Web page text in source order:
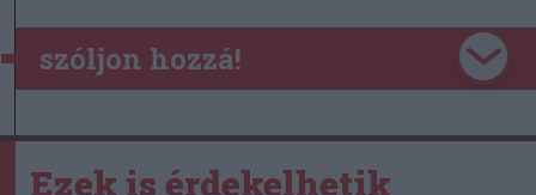
szóljon hozzá!
Ezek is érdekelhetik